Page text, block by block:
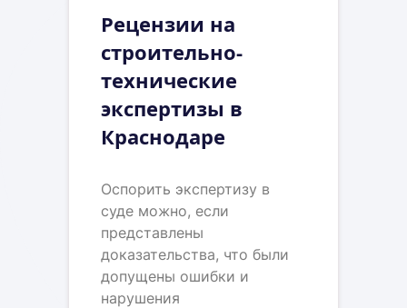
Рецензии на
строительно-
технические
экспертизы в
Краснодаре
Оспорить экспертизу в
суде можно, если
представлены
доказательства, что были
допущены ошибки и
нарушения